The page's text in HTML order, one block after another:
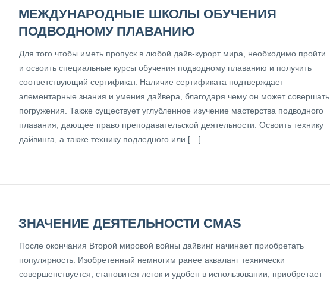
МЕЖДУНАРОДНЫЕ ШКОЛЫ ОБУЧЕНИЯ
ПОДВОДНОМУ ПЛАВАНИЮ
Для того чтобы иметь пропуск в любой дайв-курорт мира, необходимо пройти
и освоить специальные курсы обучения подводному плаванию и получить
соответствующий сертификат. Наличие сертификата подтверждает
элементарные знания и умения дайвера, благодаря чему он может совершать
погружения. Также существует углубленное изучение мастерства подводного
плавания, дающее право преподавательской деятельности. Освоить технику
дайвинга, а также технику подледного или […]
ЗНАЧЕНИЕ ДЕЯТЕЛЬНОСТИ CMAS
После окончания Второй мировой войны дайвинг начинает приобретать
популярность. Изобретенный немногим ранее акваланг технически
совершенствуется, становится легок и удобен в использовании, приобретает